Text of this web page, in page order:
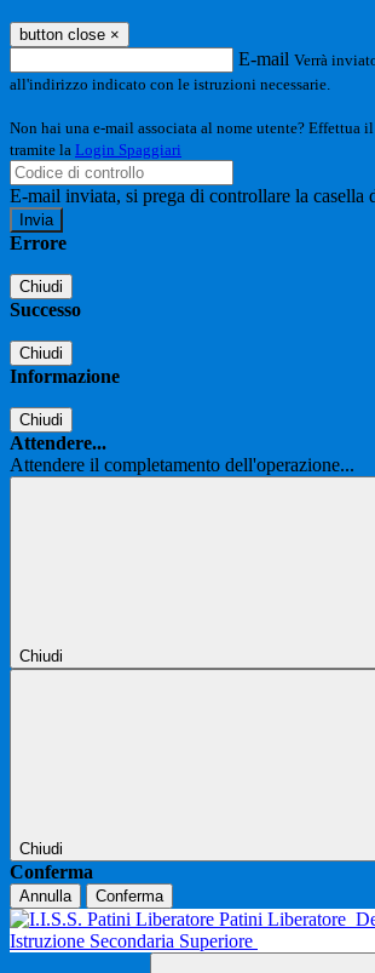
button close ×
E-mail Verrà
all'indirizzo indicato con le istruzioni necessarie.
Non hai una e-mail associata al nome utente? Effettua
tramite la Login Spaggiari
E-mail inviata, si prega di controllare la casella
Errore
Chiudi
Successo
Chiudi
Informazione
Chiudi
Attendere...
Attendere il completamento dell'operazione...
Chiudi
Chiudi
Conferma
Annulla Conferma
Patini Liberatore
Istruzione Secondaria Superiore